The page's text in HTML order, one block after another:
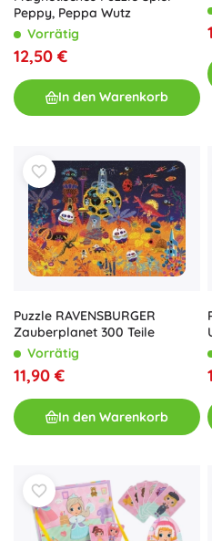
Peppy, Peppa Wutz
Vorrätig
12,50 €
In den Warenkorb
Puzzle RAVENSBURGER
Zauberplanet 300 Teile
Vorrätig
11,90 €
In den Warenkorb